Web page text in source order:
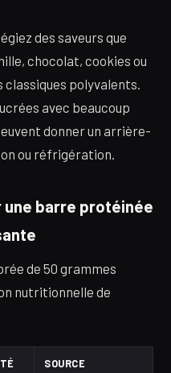
des saveurs que
chocolat, cookies ou
classiques polyvalents.
avec beaucoup
donner un arrière-
ou réfrigération.
barre protéinée
de 50 grammes
nutritionnelle de
SOURCE